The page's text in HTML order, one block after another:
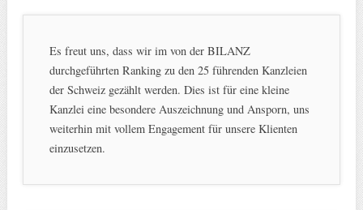
Es freut uns, dass wir im von der BILANZ
durchgeführten Ranking zu den 25 führenden Kanzleien
der Schweiz gezählt werden. Dies ist für eine kleine
Kanzlei eine besondere Auszeichnung und Ansporn, uns
weiterhin mit vollem Engagement für unsere Klienten
einzusetzen.